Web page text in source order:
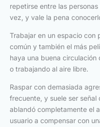
repetirse entre las
vez, y vale la pena
Trabajar en un espacio con
común y también el más
haya una buena
o trabajando al aire libre.
Raspar con demasiada
frecuente, y suele ser
ablandó completamente el
usuario a compensar con